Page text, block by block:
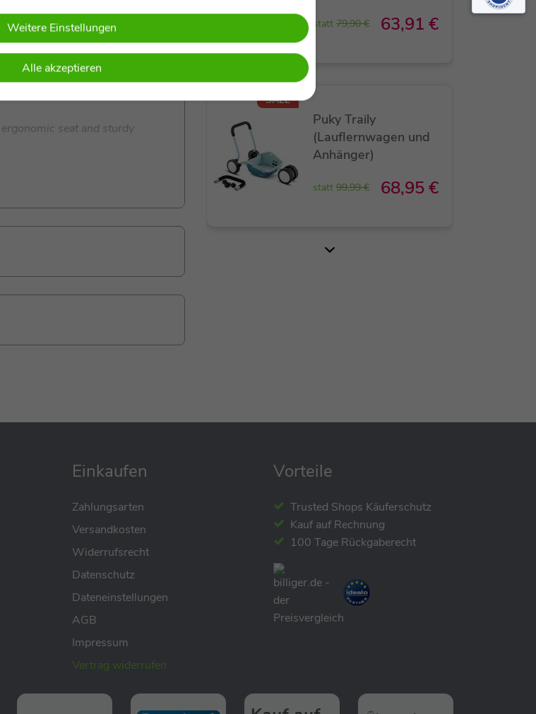
– frame made of 100%
– two modes: baby walker
seat and sturdy
Entdeckungstouren an –
so gezielt die motorische
T-Bar drehen, Spezialräder
Staufach unter dem Sitz
beiliegenden Sticker-Sets
bis 20 kg – und immer bereit für
statt 79,90 € 63,91 €
SALE
Puky Traily
(Lauflernwagen und
Anhänger)
statt 99,99 € 68,95 €
First 3in1 Babyroller /
Babyrutscher
79,90 €
Scoot&Ride
Highwaykick 3S -
Einkaufen
Zahlungsarten
Versandkosten
Widerrufsrecht
Datenschutz
Dateneinstellungen
AGB
Impressum
Vertrag widerrufen
Vorteile
Trusted Shops Käuferschutz
Kauf auf Rechnung
100 Tage Rückgaberecht
Weitere Einstellungen
Alle akzeptieren